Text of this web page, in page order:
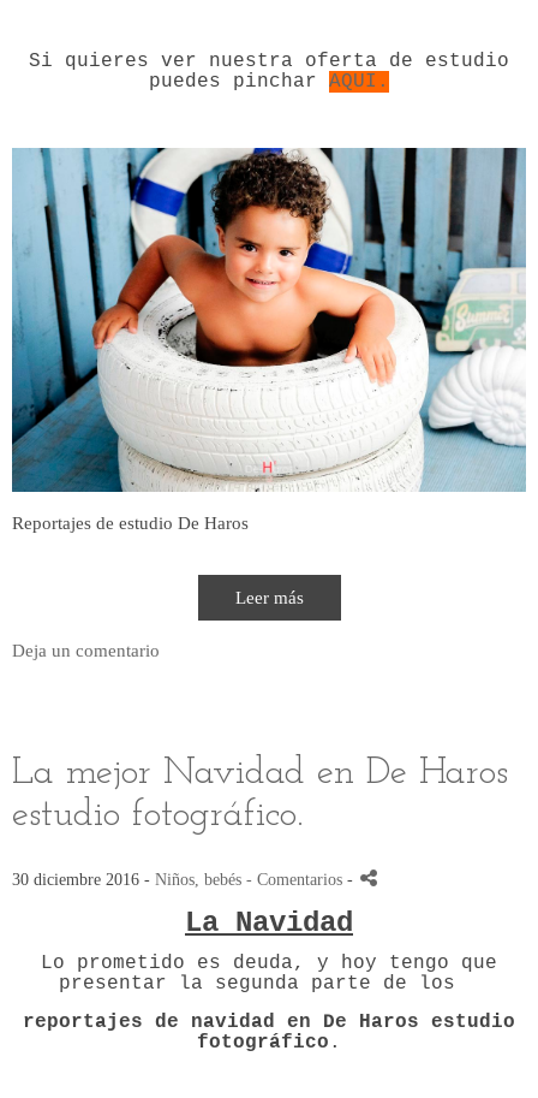
Si quieres ver nuestra oferta de estudio
puedes pinchar AQUI.
Reportajes de estudio De Haros
Leer más
Deja un comentario
La mejor Navidad en De Haros
estudio fotográfico.
30 diciembre 2016 - Niños, bebés - Comentarios -
La Navidad
Lo prometido es deuda, y hoy tengo que
presentar la segunda parte de los
reportajes de navidad en De Haros estudio
fotográfico .